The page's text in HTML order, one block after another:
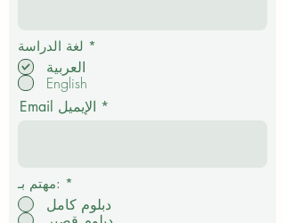
لغة الدراسة *
م
ي
العربية
English
Email الإيميل
مهتم بـ: *
دبلوم كامل